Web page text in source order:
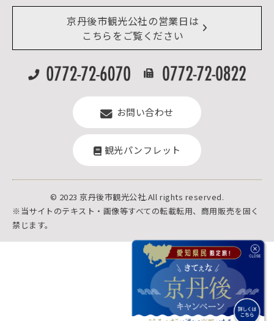
デジタル観光パンフレット
リアルタイム道路情報
よくある質問
京丹後市観光公社の営業日は
こちらをご覧ください
お問い合わせ
観光パンフレット
© 2023 京丹後市観光公社.All rights reserved.
※当サイトのテキスト・画像等すべての転載転用、商用販売を固く
禁じます。